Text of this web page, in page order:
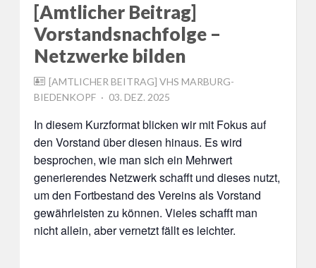
[Amtlicher Beitrag]
Vorstandsnachfolge –
Netzwerke bilden
[AMTLICHER BEITRAG] VHS MARBURG-
BIEDENKOPF
POSTED
03. DEZ. 2025
In diesem Kurzformat blicken wir mit Fokus auf
den Vorstand über diesen hinaus. Es wird
besprochen, wie man sich ein Mehrwert
generierendes Netzwerk schafft und dieses nutzt,
um den Fortbestand des Vereins als Vorstand
gewährleisten zu können. Vieles schafft man
nicht allein, aber vernetzt fällt es leichter.